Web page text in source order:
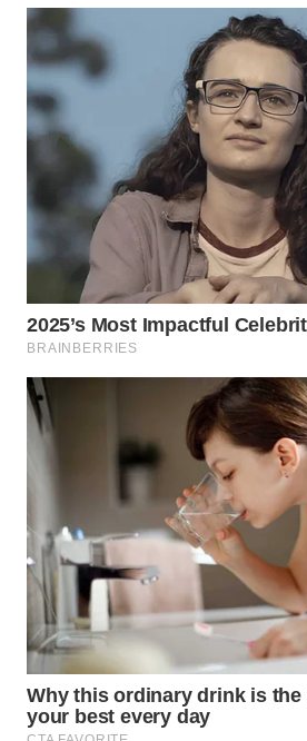
WN
GORONTALO
WN
SULUT
WN
MALUKU
MALUT
WN
DAIRI
WN
NIAS
WN
LANGKAT
WN